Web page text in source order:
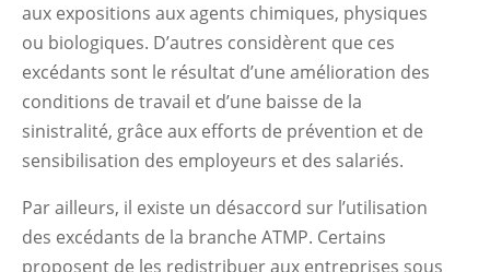
aux expositions aux agents chimiques, physiques
ou biologiques. D’autres considèrent que ces
excédants sont le résultat d’une amélioration des
conditions de travail et d’une baisse de la
sinistralité, grâce aux efforts de prévention et de
sensibilisation des employeurs et des salariés.
Par ailleurs, il existe un désaccord sur l’utilisation
des excédants de la branche ATMP. Certains
proposent de les redistribuer aux entreprises sous